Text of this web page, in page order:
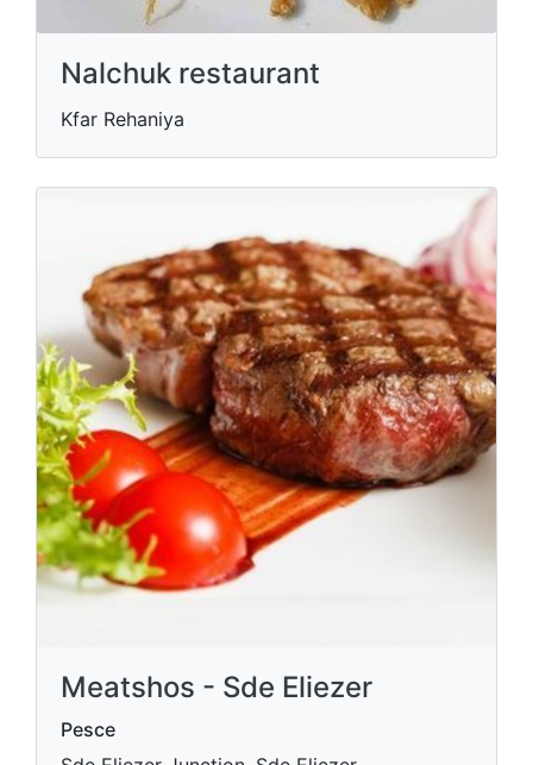
Nalchuk restaurant
Kfar Rehaniya
Meatshos - Sde Eliezer
Pesce